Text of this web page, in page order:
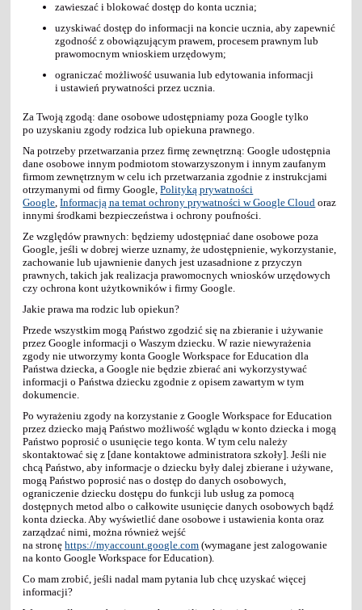
zawieszać i blokować dostęp do konta ucznia;
uzyskiwać dostęp do informacji na koncie ucznia, aby zapewnić
zgodność z obowiązującym prawem, procesem prawnym lub
prawomocnym wnioskiem urzędowym;
ograniczać możliwość usuwania lub edytowania informacji
i ustawień prywatności przez ucznia.
Za Twoją zgodą: dane osobowe udostępniamy poza Google tylko
po uzyskaniu zgody rodzica lub opiekuna prawnego.
Na potrzeby przetwarzania przez firmę zewnętrzną: Google udostępnia
dane osobowe innym podmiotom stowarzyszonym i innym zaufanym
firmom zewnętrznym w celu ich przetwarzania zgodnie z instrukcjami
otrzymanymi od firmy Google,Polityką prywatności
Google,Informacją na temat ochrony prywatności w Google Cloud oraz
innymi środkami bezpieczeństwa i ochrony poufności.
Ze względów prawnych: będziemy udostępniać dane osobowe poza
Google, jeśli w dobrej wierze uznamy, że udostępnienie, wykorzystanie,
zachowanie lub ujawnienie danych jest uzasadnione z przyczyn
prawnych, takich jak realizacja prawomocnych wniosków urzędowych
czy ochrona kont użytkowników i firmy Google.
Jakie prawa ma rodzic lub opiekun?
Przede wszystkim mogą Państwo zgodzić się na zbieranie i używanie
przez Google informacji o Waszym dziecku. W razie niewyrażenia
zgody nie utworzymy konta Google Workspace for Education dla
Państwa dziecka, a Google nie będzie zbierać ani wykorzystywać
informacji o Państwa dziecku zgodnie z opisem zawartym w tym
dokumencie.
Po wyrażeniu zgody na korzystanie z Google Workspace for Education
przez dziecko mają Państwo możliwość wglądu w konto dziecka i mogą
Państwo poprosić o usunięcie tego konta. W tym celu należy
skontaktować się z [dane kontaktowe administratora szkoły]. Jeśli nie
chcą Państwo, aby informacje o dziecku były dalej zbierane i używane,
mogą Państwo poprosić nas o dostęp do danych osobowych,
ograniczenie dziecku dostępu do funkcji lub usług za pomocą
dostępnych metod albo o całkowite usunięcie danych osobowych bądź
konta dziecka. Aby wyświetlić dane osobowe i ustawienia konta oraz
zarządzać nimi, można również wejść
na stronęhttps://myaccount.google.com (wymagane jest zalogowanie
na konto Google Workspace for Education).
Co mam zrobić, jeśli nadal mam pytania lub chcę uzyskać więcej
informacji?